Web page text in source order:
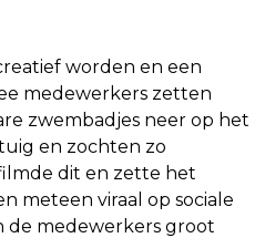
worden en een
medewerkers zetten
zwembadjes neer op het
en zochten zo
dit en zette het
meteen viraal op sociale
de medewerkers groot